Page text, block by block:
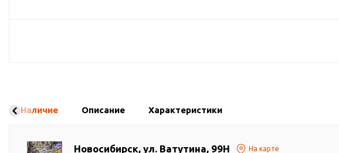
Наличие Описание Характеристики
Новосибирск, ул. Ватутина, 99Н На карте